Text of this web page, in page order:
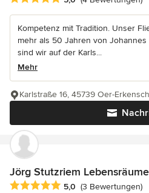
Kompetenz mit Tradition. Unser
mehr als 50 Jahren von
sind wir auf der Karls...
Mehr
Karlstraße 16, 45739 Oer-
Jörg Stutzriem Lebensräume
Durchschnittliche Bewertung: 5
5,0 (3 Bewertungen)